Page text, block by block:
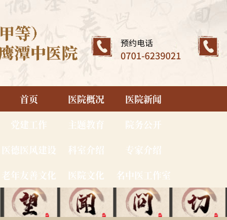
首页 医院概况
医院新闻
党建工作
主题教育
院务公开
医德医风建设
科室介绍
专家介绍
老年友善文化
医院文化 名中医工作室